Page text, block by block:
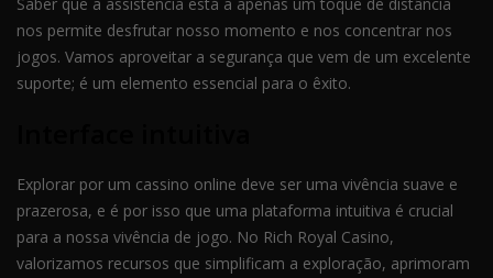
Saber que a assistência está a apenas um toque de distância
nos permite desfrutar nosso momento e nos concentrar nos
jogos. Vamos aproveitar a segurança que vem de um excelente
suporte; é um elemento essencial para o êxito.
Explorar por um cassino online deve ser uma vivência suave e
prazerosa, e é por isso que uma plataforma intuitiva é crucial
para a nossa vivência de jogo. No Rich Royal Casino,
valorizamos recursos que simplificam a exploração, aprimoram